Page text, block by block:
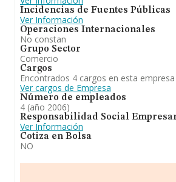
Incidencias de Fuentes Públicas
Ver Información
Operaciones Internacionales
No constan
Grupo Sector
Comercio
Cargos
Encontrados 4 cargos en esta empresa
Ver cargos de Empresa
Número de empleados
4 (año 2006)
Responsabilidad Social
Ver Información
Cotiza en Bolsa
NO